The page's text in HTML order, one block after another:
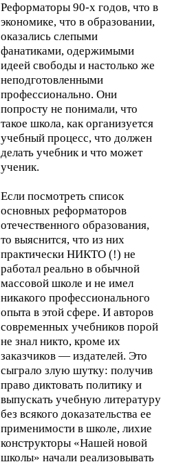
Реформаторы 90-х годов, что в
экономике, что в образовании,
оказались слепыми
фанатиками, одержимыми
идеей свободы и настолько же
неподготовленными
профессионально. Они
попросту не понимали, что
такое школа, как организуется
учебный процесс, что должен
делать учебник и что может
ученик.
Если посмотреть список
основных реформаторов
отечественного образования,
то выяснится, что из них
практически НИКТО (!) не
работал реально в обычной
массовой школе и не имел
никакого профессионального
опыта в этой сфере. И авторов
современных учебников порой
не знал никто, кроме их
заказчиков — издателей. Это
сыграло злую шутку: получив
право диктовать политику и
выпускать учебную литературу
без всякого доказательства ее
применимости в школе, лихие
конструкторы «Нашей новой
школы» начали реализовывать